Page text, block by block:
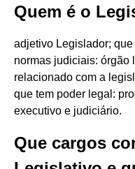
Quem é o
adjetivo Legislador;
normas judiciais: órgão
relacionado com a
que tem poder legal:
executivo e judiciário.
Que cargos